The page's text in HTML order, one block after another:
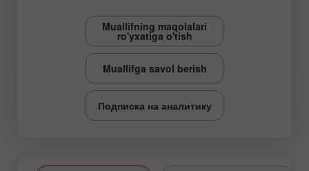
Muallifning maqolalari
ro'yxatiga o'tish
Muallifga savol berish
Подписка на аналитику